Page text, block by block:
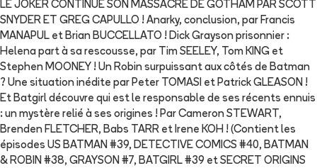
LE JOKER CONTINUE SON MASSACRE DE GOTHAM PAR SCOTT
SNYDER ET GREG CAPULLO ! Anarky, conclusion, par Francis
MANAPUL et Brian BUCCELLATO ! Dick Grayson prisonnier :
Helena part à sa rescousse, par Tim SEELEY, Tom KING et
Stephen MOONEY ! Un Robin surpuissant aux côtés de Batman
? Une situation inédite par Peter TOMASI et Patrick GLEASON !
Et Batgirl découvre qui est le responsable de ses récents ennuis
: un mystère relié à ses origines ! Par Cameron STEWART,
Brenden FLETCHER, Babs TARR et Irene KOH ! (Contient les
épisodes US BATMAN #39, DETECTIVE COMICS #40, BATMAN
& ROBIN #38, GRAYSON #7, BATGIRL #39 et SECRET ORIGINS